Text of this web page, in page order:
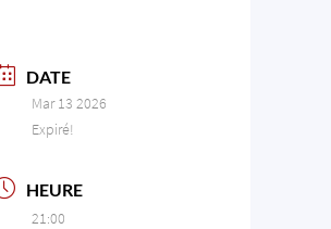
DATE
Mar 13 2026
Expiré!
HEURE
21:00